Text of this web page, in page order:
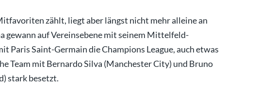
zählt, liegt aber längst nicht mehr alleine an
gewann auf Vereinsebene mit seinem Mittelfeld-
Paris Saint-Germain die Champions League, auch etwas
Team mit Bernardo Silva (Manchester City) und Bruno
stark besetzt.